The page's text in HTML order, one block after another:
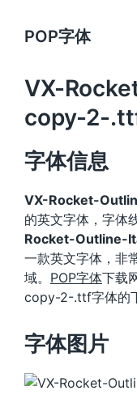
POP字体
VX-
copy-2-
字体信息
VX-Rocket-
的英文字体，字体
Rocket-Outline-
一款英文字体，非
域。 POP字体下载
copy-2-.ttf字体的
字体图片